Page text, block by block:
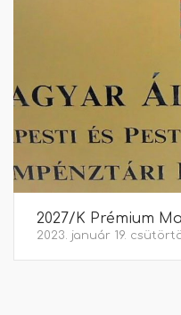
2027/K Prémium
2023. január 19.